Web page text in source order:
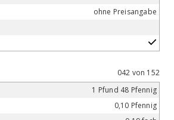
ohne Preisangabe
042 von 152
1 Pfund 48 Pfennig
0,10 Pfennig